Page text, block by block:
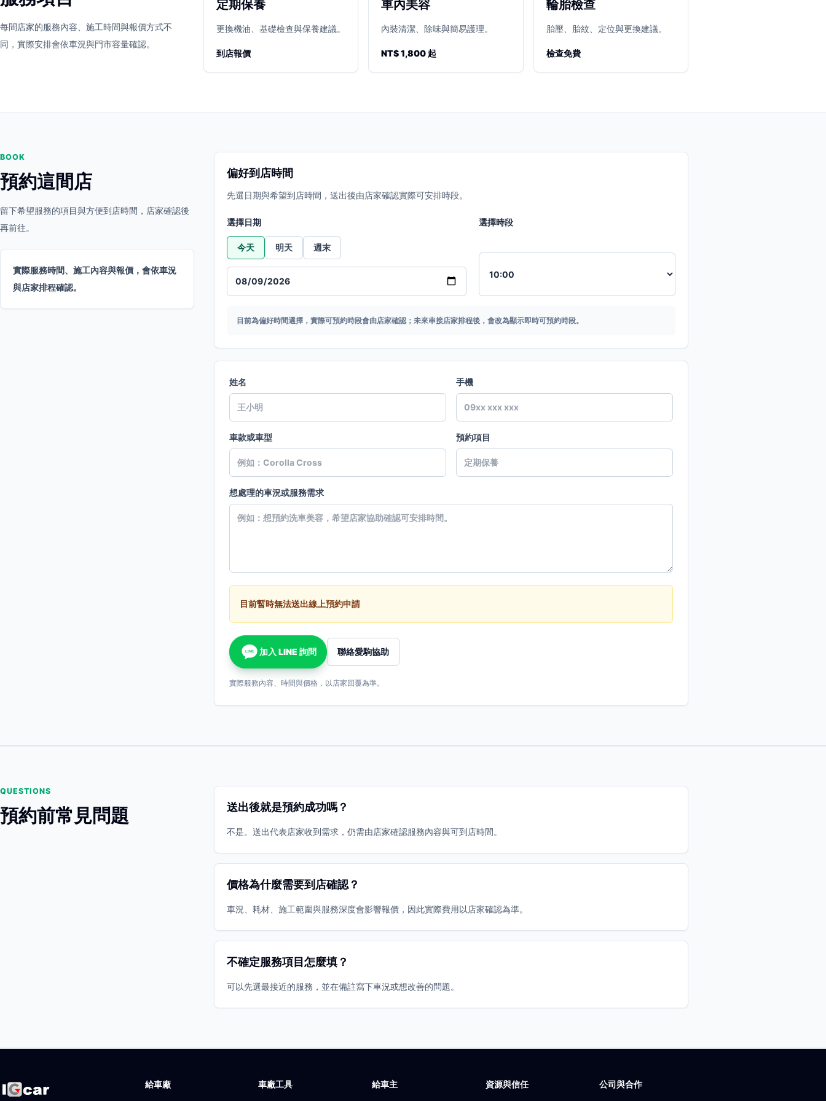
立即預約 開啟地圖 其他店家
每間店家的服務內容、施工時間與報價方式不
同，實際安排會依車況與門市容量確認。
定期保養
更換機油、基礎檢查與保養建議。
到店報價
車內美容
內裝清潔、除味與簡易護理。
NT$ 1,800 起
輪胎檢查
胎壓、胎紋、定位與更換建議。
檢查免費
BOOK
預約這間店
留下希望服務的項目與方便到店時間，店家確認後
再前往。
實際服務時間、施工內容與報價，會依車況
與店家排程確認。
偏好到店時間
先選日期與希望到店時間，送出後由店家確認實際可安排時段。
選擇日期
今天 明天 週末
選擇時段
目前為偏好時間選擇，實際可預約時段會由店家確認；未來串接店家排程後，會改為顯示即時可預約時段。
姓名 手機
車款或車型 預約項目
想處理的車況或服務需求
目前暫時無法送出線上預約申請
LINE 加入 LINE 詢問 聯絡愛駒協助
實際服務內容、時間與價格，以店家回覆為準。
QUESTIONS
預約前常見問題 送出後就是預約成功嗎？
不是。送出代表店家收到需求，仍需由店家確認服務內容與可到店時間。
價格為什麼需要到店確認？
車況、耗材、施工範圍與服務深度會影響報價，因此實際費用以店家確認為準。
不確定服務項目怎麼填？
可以先選最接近的服務，並在備註寫下車況或想改善的問題。
給車廠 車廠工具 給車主 資源與信任 公司與合作